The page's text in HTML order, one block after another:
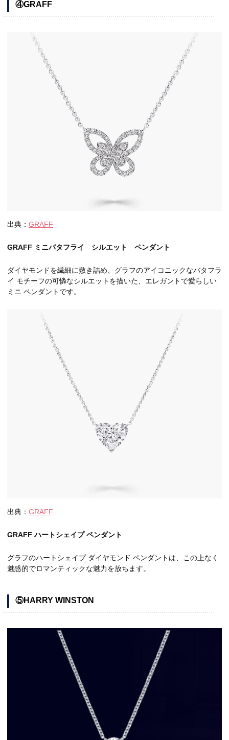
④GRAFF
出典： GRAFF
GRAFF ミニバタフライ シルエット ペンダント
ダイヤモンドを繊細に敷き詰め、グラフのアイコニックなバタフラ
イ モチーフの可憐なシルエットを描いた、エレガントで愛らしい
ミニ ペンダントです。
出典： GRAFF
GRAFF ハートシェイプ ペンダント
グラフのハートシェイプ ダイヤモンド ペンダントは、この上なく
魅惑的でロマンティックな魅力を放ちます。
⑤HARRY WINSTON